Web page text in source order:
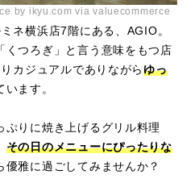
by ikyu.com via valuecommerce
ネ横浜店7階にある、AGIO。
くつろぎ」と言う意味をもつ店
カジュアルでありながらゆっ
います。
りに焼き上げるグリル料理
その日のメニューにぴったりな
優雅に過ごしてみませんか？